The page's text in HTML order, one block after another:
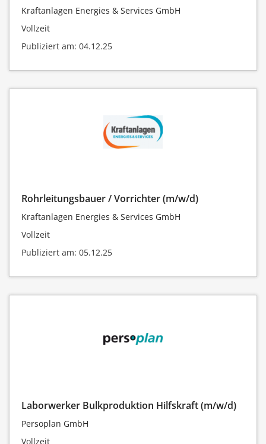
Kraftanlagen Energies & Services GmbH
Vollzeit
Publiziert am: 04.12.25
Rohrleitungsbauer / Vorrichter (m/w/d)
Kraftanlagen Energies & Services GmbH
Vollzeit
Publiziert am: 05.12.25
Laborwerker Bulkproduktion Hilfskraft (m/w/d)
Persoplan GmbH
Vollzeit